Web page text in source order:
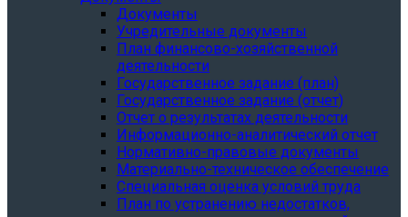
Документы
Учредительные документы
План финансово-хозяйственной
деятельности
Государственное задание (план)
Государственное задание (отчет)
Отчет о результатах деятельности
Информационно-аналитический отчет
Нормативно-правовые документы
Материально-техническое обеспечение
Специальная оценка условий труда
План по устранению недостатков,